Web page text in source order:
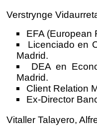
Verstrynge
EFA (European
Licenciado en
Madrid.
DEA en
Madrid.
Client Relation
Ex-Director
Vitaller Talayero,